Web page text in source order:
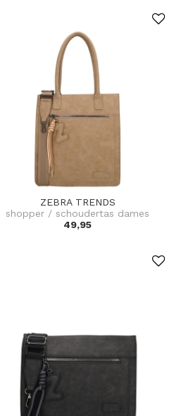
ZEBRA TRENDS
shopper / schoudertas dames
49,95